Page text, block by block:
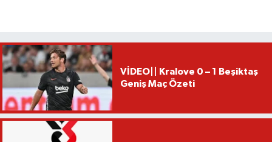
VİDEO|| Kralove 0 – 1 Beşiktaş
Geniş Maç Özeti